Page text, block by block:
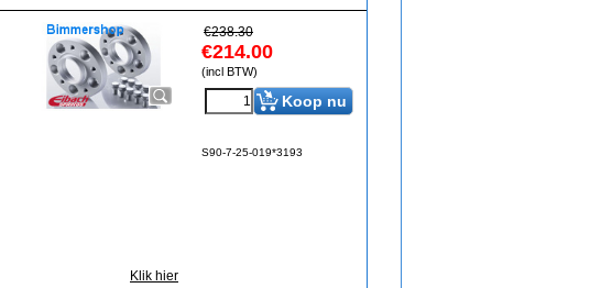
€238.30
€214.00
(incl BTW)
Koop nu
S90-7-25-019*3193
Klik hier